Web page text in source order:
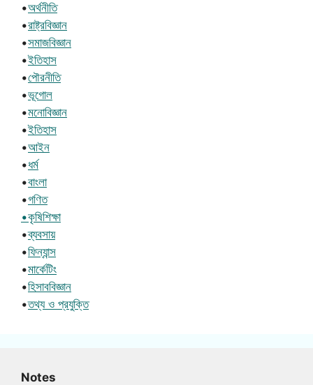
•অর্থনীতি
•রাষ্ট্রবিজ্ঞান
•সমাজবিজ্ঞান
•ইতিহাস
•পৌরনীতি
•ভূগোল
•মনোবিজ্ঞান
•ইতিহাস
•আইন
•ধর্ম
•বাংলা
•গণিত
•কৃষিশিক্ষা
•ব্যবসায়
•ফিন্যান্স
•মার্কেটিং
•হিসাববিজ্ঞান
•তথ্য ও প্রযুক্তি
Notes